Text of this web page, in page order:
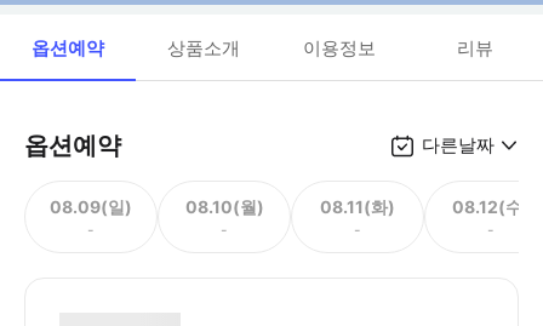
옵션예약 상품소개 이용정보 리뷰
옵션예약 다른날짜
08.09(일)
-
08.10(월)
-
08.11(화)
-
08.12(수)
-